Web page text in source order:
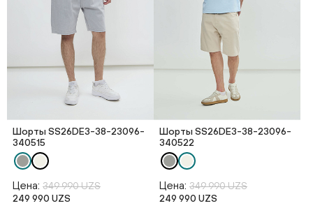
Шорты SS26DE3-38-23096-
340515
Цена: 349 990 UZS
249 990 UZS
Шорты SS26DE3-38-23096-
340522
Цена: 349 990 UZS
249 990 UZS